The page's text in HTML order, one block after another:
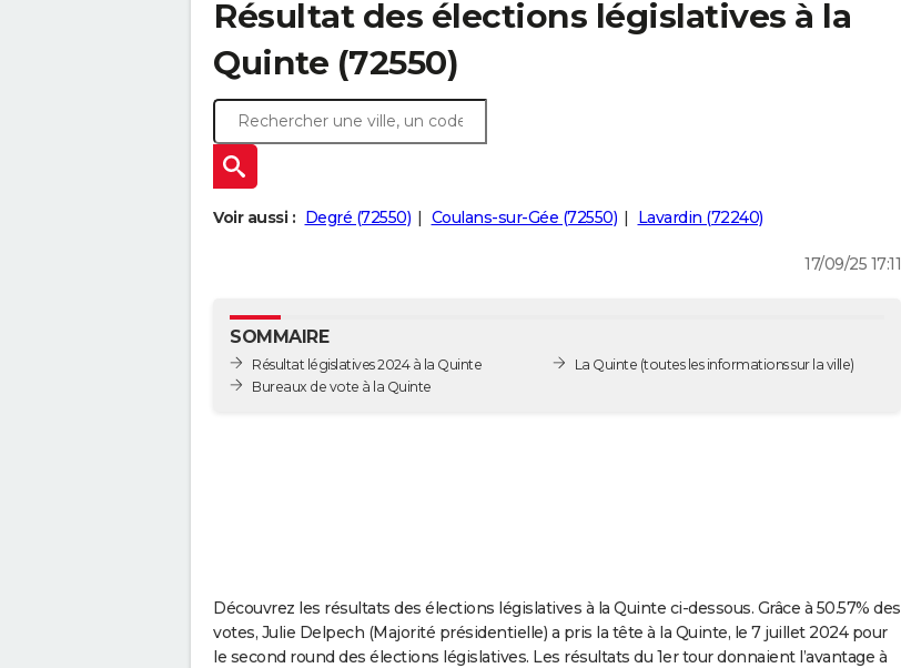
Résultat des élections législatives à la
Quinte (72550)
Voir aussi : Degré (72550) Coulans-sur-Gée (72550) Lavardin (72240)
17/09/25 17:11
SOMMAIRE
Résultat législatives 2024 à la Quinte
Bureaux de vote à la Quinte
La Quinte (toutes les informations sur la ville)
Découvrez les résultats des élections législatives à la Quinte ci-dessous. Grâce à 50.57% des
votes, Julie Delpech (Majorité présidentielle) a pris la tête à la Quinte, le 7 juillet 2024 pour
le second round des élections législatives. Les résultats du 1er tour donnaient l’avantage à